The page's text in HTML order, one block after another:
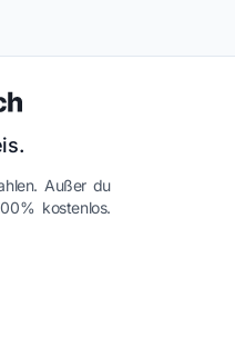
Außer du
kostenlos.